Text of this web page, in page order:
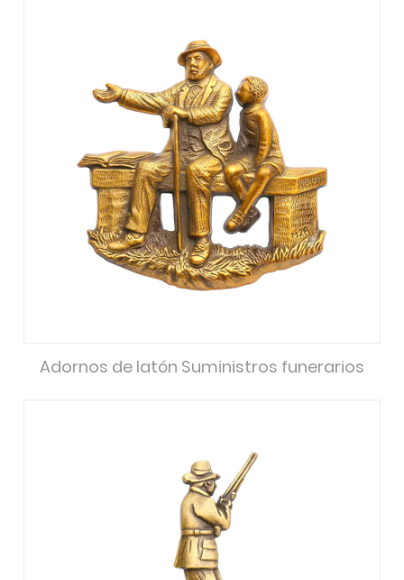
Adornos de latón Suministros funerarios